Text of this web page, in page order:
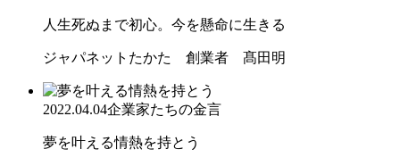
人生死ぬまで初心。今を懸命に生きる
ジャパネットたかた 創業者 髙田明
2022.04.04企業家たちの金言
夢を叶える情熱を持とう